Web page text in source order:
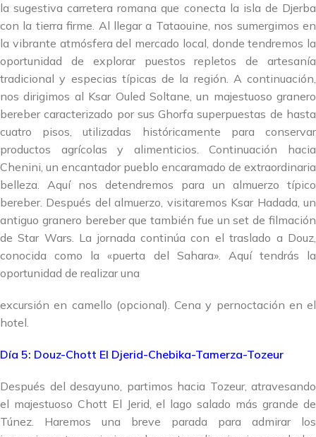
la sugestiva carretera romana que conecta la isla de Djerba
con la tierra firme. Al llegar a Tataouine, nos sumergimos en
la vibrante atmósfera del mercado local, donde tendremos la
oportunidad de explorar puestos repletos de artesanía
tradicional y especias típicas de la región. A continuación,
nos dirigimos al Ksar Ouled Soltane, un majestuoso granero
bereber caracterizado por sus Ghorfa superpuestas de hasta
cuatro pisos, utilizadas históricamente para conservar
productos agrícolas y alimenticios. Continuación hacia
Chenini, un encantador pueblo encaramado de extraordinaria
belleza. Aquí nos detendremos para un almuerzo típico
bereber. Después del almuerzo, visitaremos Ksar Hadada, un
antiguo granero bereber que también fue un set de filmación
de Star Wars. La jornada continúa con el traslado a Douz,
conocida como la «puerta del Sahara». Aquí tendrás la
oportunidad de realizar una
excursión en camello (opcional). Cena y pernoctación en el
hotel.
Día 5: Douz-Chott El Djerid-Chebika-Tamerza-Tozeur
Después del desayuno, partimos hacia Tozeur, atravesando
el majestuoso Chott El Jerid, el lago salado más grande de
Túnez. Haremos una breve parada para admirar los